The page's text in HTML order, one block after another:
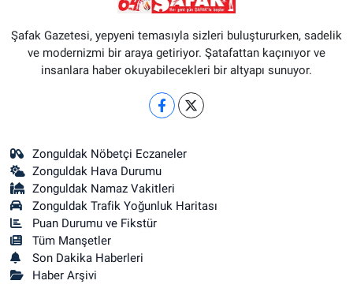
Şafak Gazetesi, yepyeni temasıyla sizleri buluştururken, sadelik
ve modernizmi bir araya getiriyor. Şatafattan kaçınıyor ve
insanlara haber okuyabilecekleri bir altyapı sunuyor.
Zonguldak Nöbetçi Eczaneler
Zonguldak Hava Durumu
Zonguldak Namaz Vakitleri
Zonguldak Trafik Yoğunluk Haritası
Puan Durumu ve Fikstür
Tüm Manşetler
Son Dakika Haberleri
Haber Arşivi